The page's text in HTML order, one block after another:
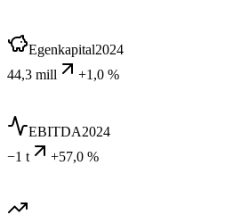
Egenkapital2024
44,3 mill
+1,0 %
EBITDA2024
−1 t
+57,0 %